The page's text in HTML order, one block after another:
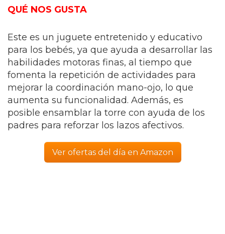
QUÉ NOS GUSTA
Este es un juguete entretenido y educativo
para los bebés, ya que ayuda a desarrollar las
habilidades motoras finas, al tiempo que
fomenta la repetición de actividades para
mejorar la coordinación mano-ojo, lo que
aumenta su funcionalidad. Además, es
posible ensamblar la torre con ayuda de los
padres para reforzar los lazos afectivos.
Ver ofertas del día en Amazon